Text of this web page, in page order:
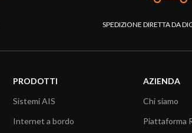
SPEDIZIONE DIRETTA DA
PRODOTTI
Sistemi AIS
Internet a bordo
AZIENDA
Chi siamo
Piattaforma